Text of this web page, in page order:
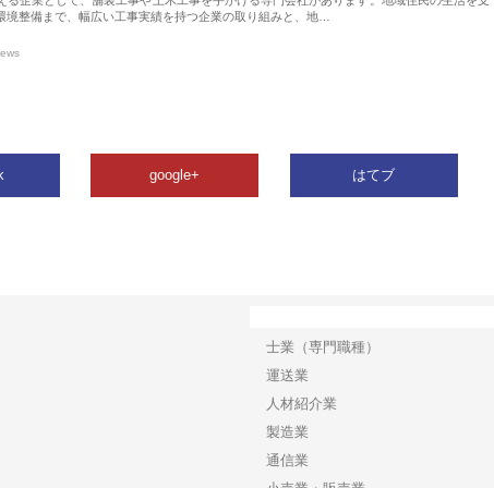
境整備まで、幅広い工事実績を持つ企業の取り組みと、地…
google+ はてブ
士業（専門職種）
運送業
人材紹介業
製造業
通信業